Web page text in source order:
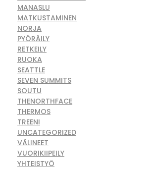
MANASLU
MATKUSTAMINEN
NORJA
PYÖRÄILY
RETKEILY
RUOKA
SEATTLE
SEVEN SUMMITS
SOUTU
THENORTHFACE
THERMOS
TREENI
UNCATEGORIZED
VÄLINEET
VUORIKIIPEILY
YHTEISTYÖ